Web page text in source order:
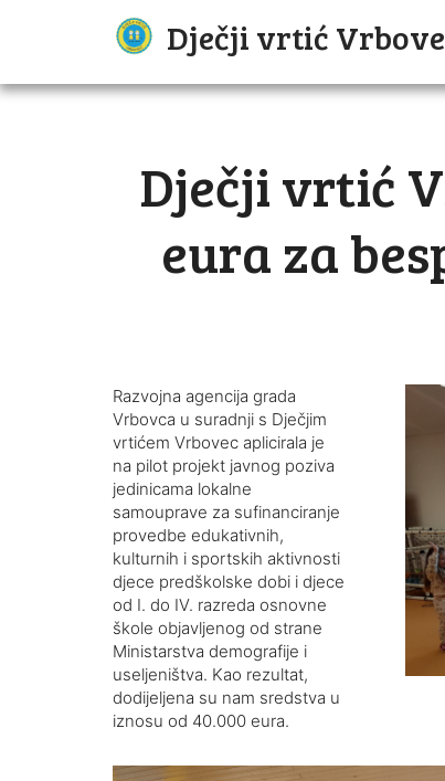
Dječji vrtić
Dječji vrtić
eura za
Razvojna agencija grada
Vrbovca u suradnji s Dječjim
vrtićem Vrbovec aplicirala je
na pilot projekt javnog poziva
jedinicama lokalne
samouprave za sufinanciranje
provedbe edukativnih,
kulturnih i sportskih aktivnosti
djece predškolske dobi i djece
od I. do IV. razreda osnovne
škole objavljenog od strane
Ministarstva demografije i
useljeništva. Kao rezultat,
dodijeljena su nam sredstva u
iznosu od 40.000 eura.